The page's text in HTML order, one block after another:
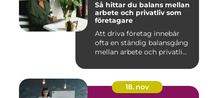
Så hittar du balans mellan
arbete och privatliv som
företagare
Att driva företag innebär
ofta en ständig balansgång
mellan arbete och privatli...
18. nov